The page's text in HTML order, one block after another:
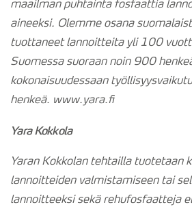
maailman puhtainta fosfaattia
aineeksi. Olemme osana
tuottaneet lannoitteita yli 100
Suomessa suoraan noin 900
kokonaisuudessaan
henkeä. www.yara.fi
Yara Kokkola
Yaran Kokkolan tehtailla tuotetaan
lannoitteiden valmistamiseen tai
lannoitteeksi sekä rehufosfaatteja